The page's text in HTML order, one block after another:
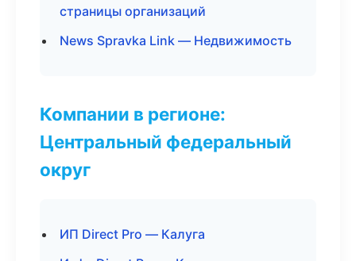
страницы организаций
News Spravka Link — Недвижимость
Компании в регионе:
Центральный федеральный
округ
ИП Direct Pro — Калуга